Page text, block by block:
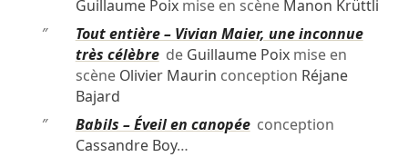
Guillaume Poixmise en scène Manon Krüttli
″
Tout entière – Vivian Maier, une inconnue
très célèbrede Guillaume Poixmise en
scène Olivier Maurin conception Réjane
Bajard
″
Babils – Éveil en canopéeconception
Cassandre Boy…